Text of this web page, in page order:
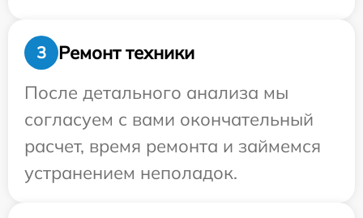
3
Ремонт техники
После детального анализа мы
согласуем с вами окончательный
расчет, время ремонта и займемся
устранением неполадок.